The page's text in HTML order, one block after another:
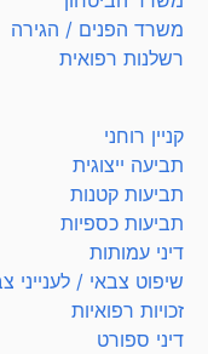
משרד הפנים / הגירה
רשלנות רפואית
קניין רוחני
תביעה ייצוגית
תביעות קטנות
תביעות כספיות
דיני עמותות
שיפוט צבאי / לענייני
זכויות רפואיות
דיני ספורט